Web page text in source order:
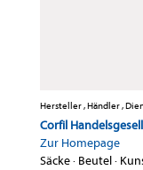
Hersteller , Händler ,
Corfil
Zur Homepage
Säcke· Beutel·